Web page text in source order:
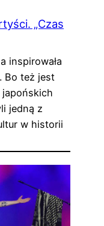
„Czas
inspirowała
Bo też jest
japońskich
jedną z
w historii